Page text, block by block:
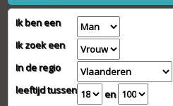
Ik ben een
Ik zoek een
In de regio
leeftijd tussen
en